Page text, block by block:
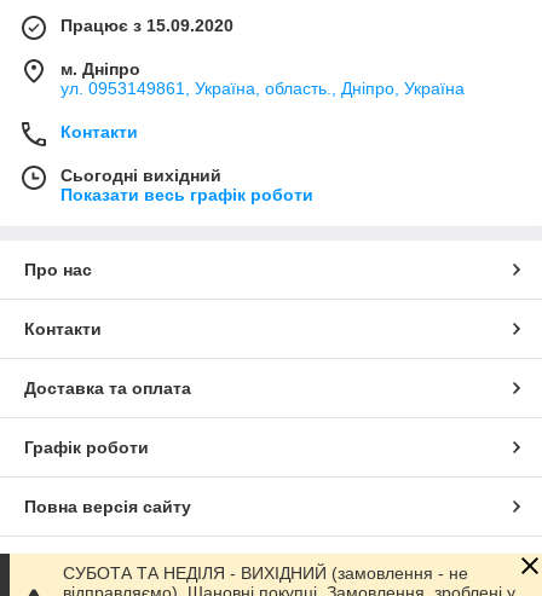
Працює з 15.09.2020
м. Дніпро
ул. 0953149861, Україна, область., Дніпро, Україна
Контакти
Сьогодні вихідний
Показати весь графік роботи
Про нас
Контакти
Доставка та оплата
Графік роботи
Повна версія сайту
Сайт створено на маркетплейсіProm.ua
СУБОТА ТА НЕДІЛЯ - ВИХІДНИЙ (замовлення - не